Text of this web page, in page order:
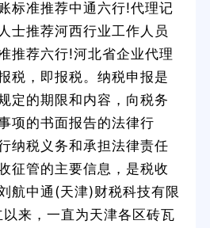
标准推荐中通六行!代理记
士推荐河西行业工作人员
推荐六行!河北省企业代理
税，即报税。纳税申报是
定的期限和内容，向税务
项的书面报告的法律行
纳税义务和承担法律责任
征管的主要信息，是税收
航中通(天津)财税科技有限
来，一直为天津各区砖瓦